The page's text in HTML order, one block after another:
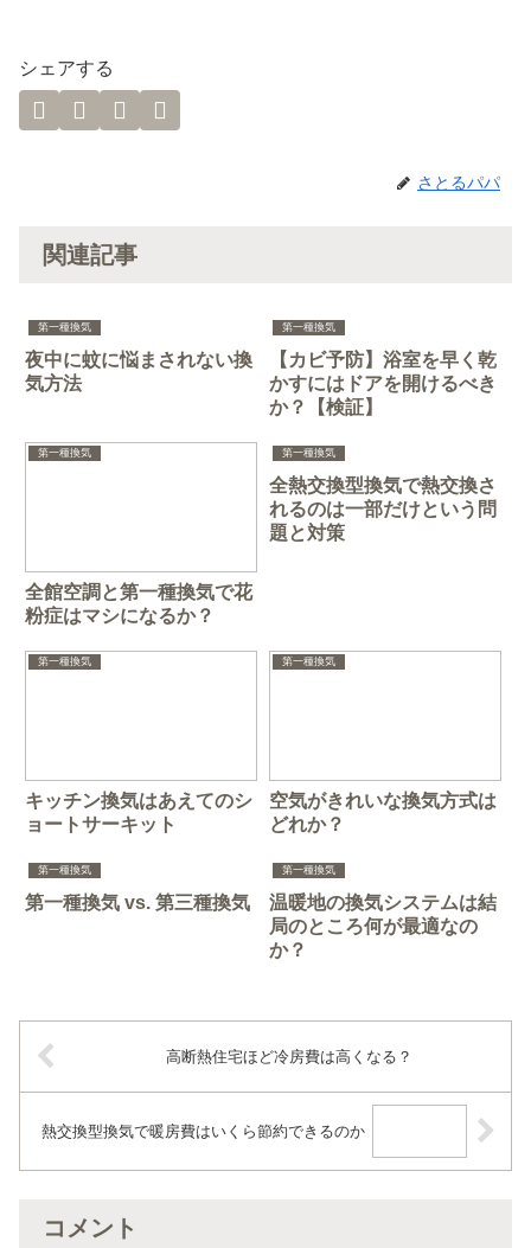
シェアする
さとるパパ
関連記事
第一種換気
夜中に蚊に悩まされない換
気方法
第一種換気
【カビ予防】浴室を早く乾
かすにはドアを開けるべき
か？【検証】
第一種換気
全館空調と第一種換気で花
粉症はマシになるか？
第一種換気
全熱交換型換気で熱交換さ
れるのは一部だけという問
題と対策
第一種換気
キッチン換気はあえてのシ
ョートサーキット
第一種換気
空気がきれいな換気方式は
どれか？
第一種換気
第一種換気 vs. 第三種換気
第一種換気
温暖地の換気システムは結
局のところ何が最適なの
か？
高断熱住宅ほど冷房費は高くなる？
熱交換型換気で暖房費はいくら節約できるのか
コメント